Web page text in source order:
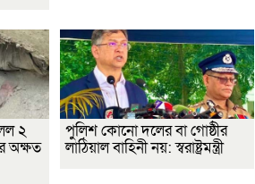
২
অক্ষত
পুলিশ কোনো দলের বা গোষ্ঠীর
লাঠিয়াল বাহিনী নয়: স্বরাষ্ট্রমন্ত্রী